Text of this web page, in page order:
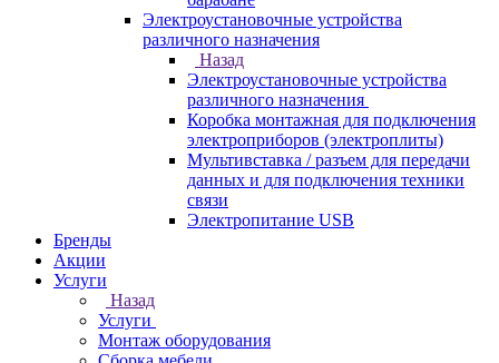
Электроустановочные устройства
различного назначения
Назад
Электроустановочные устройства
различного назначения
Коробка монтажная для подключения
электроприборов (электроплиты)
Мультивставка / разъем для передачи
данных и для подключения техники
связи
Электропитание USB
Бренды
Акции
Услуги
Назад
Услуги
Монтаж оборудования